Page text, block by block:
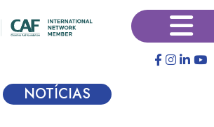
×
NOTÍCIAS